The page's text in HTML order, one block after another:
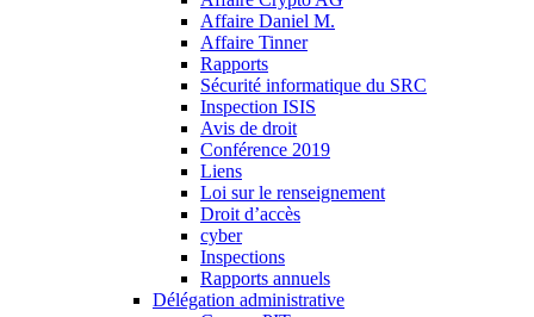
Affaire Daniel M.
Affaire Tinner
Rapports
Sécurité informatique du SRC
Inspection ISIS
Avis de droit
Conférence 2019
Liens
Loi sur le renseignement
Droit d’accès
cyber
Inspections
Rapports annuels
Délégation administrative